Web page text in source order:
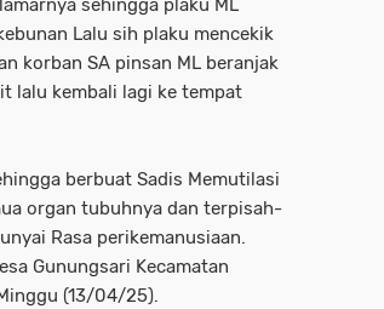
sehingga plaku ML
Lalu sih plaku mencekik
korban SA pinsan ML beranjak
lalu kembali lagi ke tempat
berbuat Sadis Memutilasi
organ tubuhnya dan terpisah-
Rasa perikemanusiaan.
Gunungsari Kecamatan
(13/04/25).